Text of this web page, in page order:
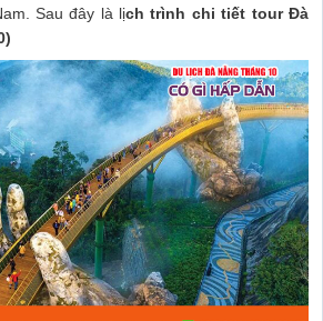
Sau đây là lịch trình chi tiết tour Đà